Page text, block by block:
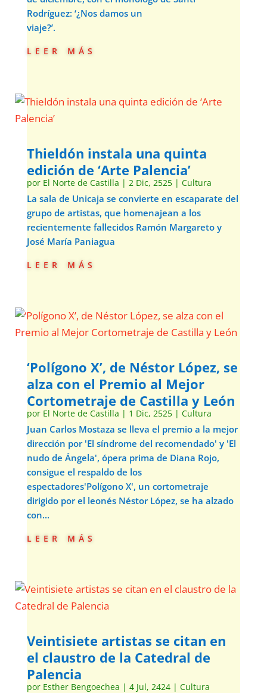
Rodríguez: ‘¿Nos damos un
viaje?’.
leer más
Thieldón instala una quinta
edición de ‘Arte Palencia’
por El Norte de Castilla | 2 Dic, 2525| Cultura
La sala de Unicaja se convierte en escaparate del
grupo de artistas, que homenajean a los
recientemente fallecidos Ramón Margareto y
José María Paniagua
leer más
‘Polígono X’, de Néstor López, se
alza con el Premio al Mejor
Cortometraje de Castilla y León
por El Norte de Castilla | 1 Dic, 2525| Cultura
Juan Carlos Mostaza se lleva el premio a la mejor
dirección por 'El síndrome del recomendado' y 'El
nudo de Ángela', ópera prima de Diana Rojo,
consigue el respaldo de los
espectadores'Polígono X', un cortometraje
dirigido por el leonés Néstor López, se ha alzado
con...
leer más
Veintisiete artistas se citan en
el claustro de la Catedral de
Palencia
por Esther Bengoechea | 4 Jul, 2424| Cultura